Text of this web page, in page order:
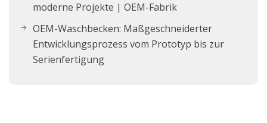
moderne Projekte | OEM-Fabrik
OEM-Waschbecken: Maßgeschneiderter
Entwicklungsprozess vom Prototyp bis zur
Serienfertigung